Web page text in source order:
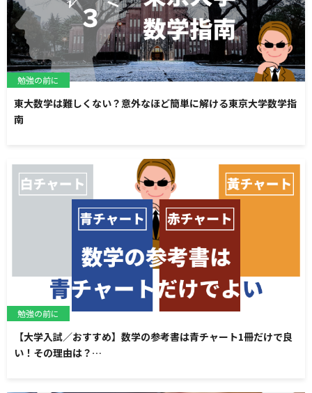
東大数学は難しくない？意外なほど簡単に解ける東京大学数学指
南
勉強の前に
【大学入試／おすすめ】数学の参考書は青チャート1冊だけで良
い！その理由は？…
勉強の前に